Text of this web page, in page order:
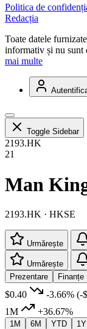
Politica de
Redacția
Toate datele
informativ și nu sunt
mai multe
Toggle Sidebar
2193.HK
21
Man
2193.HK · HKSE
Urmărește
Urmărește
Prezentare
Finanțe
$0.40 -3.66% (-
1M
+36.67%
1M 6M YTD 1Y